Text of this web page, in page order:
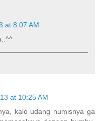
at 8:07 AM
at 10:25 AM
kalo udang numisnya ga